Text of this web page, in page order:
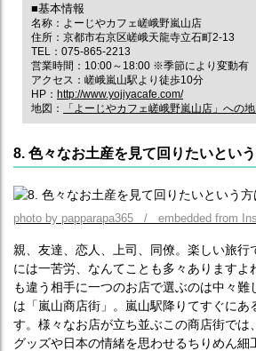
■基本情報
名称：よーじやカフェ嵯峨野嵐山店
住所：京都市右京区嵯峨天龍寺立石町2-13
TEL：075-865-2213
営業時間：10:00～18:00 ※季節により変動有
アクセス：嵯峨嵐山駅より徒歩10分
HP： http://www.yojiyacafe.com/
地図：
「よーじやカフェ嵯峨野嵐山店」への
8. 色々なお土産を見て回りたいとい
photo by papparapa365 / embedded from
親、友達、恋人、上司、同僚。楽しい旅行
には一苦労、なんてことも多々ありますよ
も違う相手に一つのお店で選ぶのは中々難
は「嵐山商店街」。嵐山駅降りてすぐにあ
す。様々なお店が立ち並ぶこの商店街では
グッズや日本の情緒を思わせるちりめん細